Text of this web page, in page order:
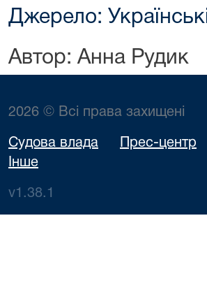
Джерело:
Автор: Анна Рудик
2026 © Всі права захищені
Судова влада Прес-центр
Інше
v1.38.1